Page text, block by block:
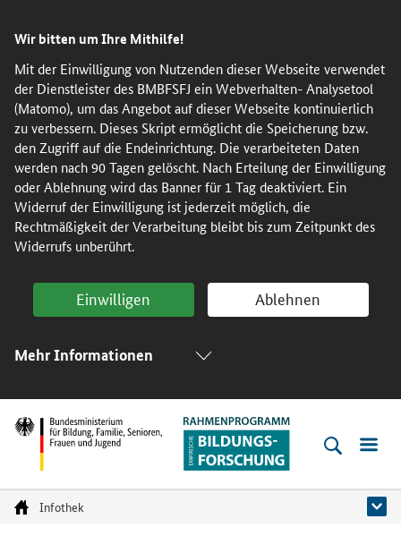
Wir bitten um Ihre Mithilfe!
Mit der Einwilligung von Nutzenden dieser Webseite verwendet
der Dienstleister des BMBFSFJ ein Webverhalten- Analysetool
(Matomo), um das Angebot auf dieser Webseite kontinuierlich
zu verbessern. Dieses Skript ermöglicht die Speicherung bzw.
den Zugriff auf die Endeinrichtung. Die verarbeiteten Daten
werden nach 90 Tagen gelöscht. Nach Erteilung der Einwilligung
oder Ablehnung wird das Banner für 1 Tag deaktiviert. Ein
Widerruf der Einwilligung ist jederzeit möglich, die
Rechtmäßigkeit der Verarbeitung bleibt bis zum Zeitpunkt des
Widerrufs unberührt.
Einwilligen Ablehnen
Mehr Informationen
zum
Inhalt
(Eingabetaste)
zum
Hauptmenu
(Eingabetaste)
zur
Suche
(Eingabetaste)
zur
Fußleiste
(Enter)
für
Empirische
Bildungsforschung
StartseiteInfothek